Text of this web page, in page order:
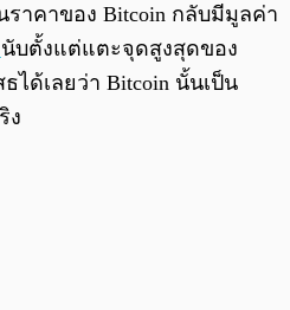
าคาของ Bitcoin กลับมีมูลค่า
นับตั้งแต่แตะจุดสูงสุดของ
ได้เลยว่า Bitcoin นั้นเป็น
ง